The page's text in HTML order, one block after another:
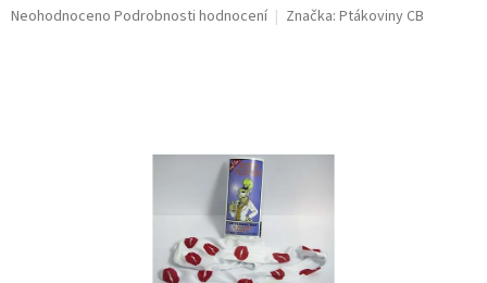
Průměrné
Neohodnoceno Podrobnosti hodnocení Značka: Ptákoviny CB